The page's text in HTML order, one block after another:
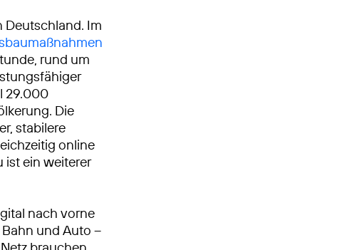
Im
rund um
29.000
Die
stabilere
online
ist ein weiterer
nach vorne
und Auto –